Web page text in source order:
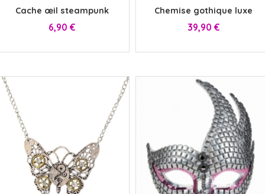
Cache œil steampunk
Prix
6,90 €
Chemise gothique luxe
Prix
39,90 €